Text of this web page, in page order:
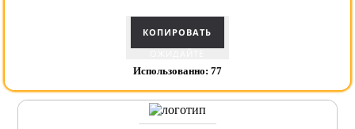
Использованно: 77